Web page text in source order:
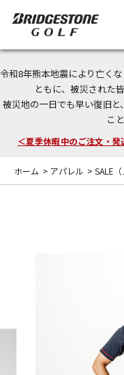
令和8年熊本地震により亡く
ともに、被災された
被災地の一日でも早い復旧
こ
今なら新規会員登録で
＜商品配送に関するお知ら
＜夏季休暇中のご注文・
ホーム > アパレル > SALE（